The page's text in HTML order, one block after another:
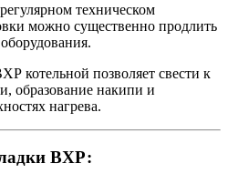
техническом
можно существенно продлить
котельной позволяет свести к
образование накипи и
нагрева.
ВХР: